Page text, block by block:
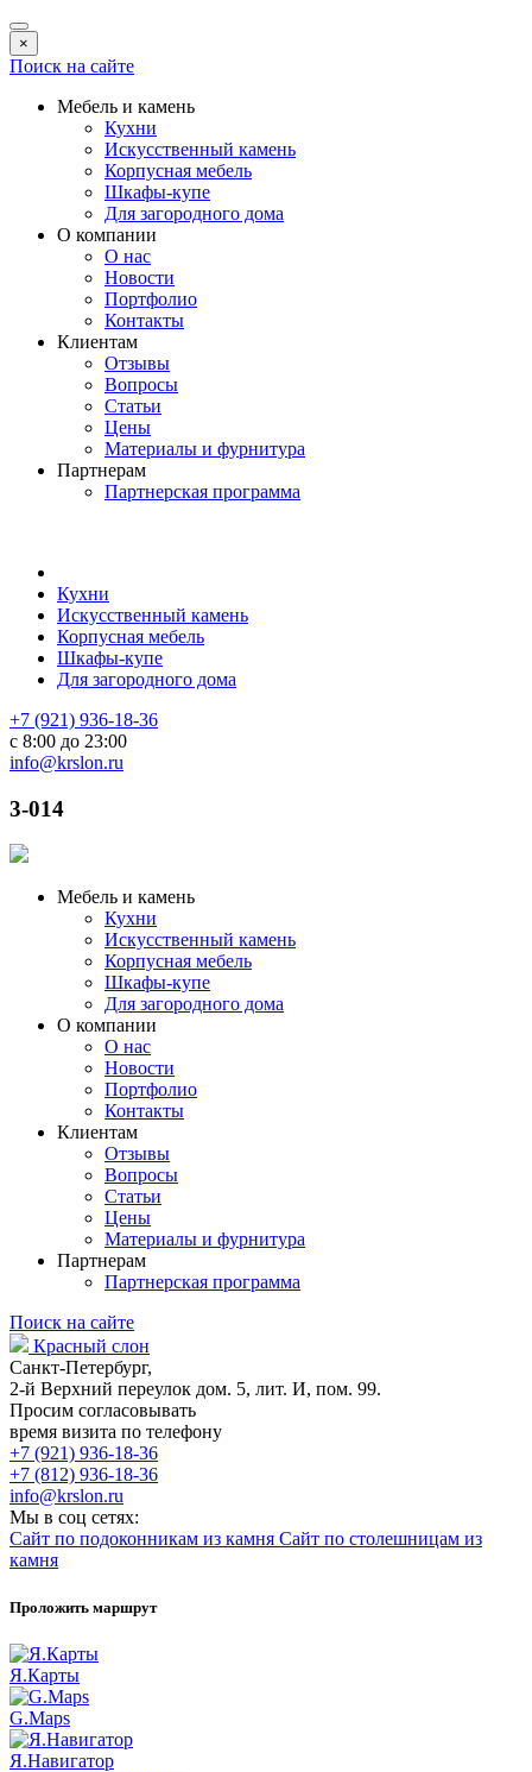
×
Поиск на сайте
Мебель и камень
Кухни
Искусственный камень
Корпусная мебель
Шкафы-купе
Для загородного дома
О компании
О нас
Новости
Портфолио
Контакты
Клиентам
Отзывы
Вопросы
Статьи
Цены
Материалы и фурнитура
Партнерам
Партнерская программа
Кухни
Искусственный камень
Корпусная мебель
Шкафы-купе
Для загородного дома
+7 (921) 936-18-36
с 8:00 до 23:00
info@krslon.ru
3-014
Мебель и камень
Кухни
Искусственный камень
Корпусная мебель
Шкафы-купе
Для загородного дома
О компании
О нас
Новости
Портфолио
Контакты
Клиентам
Отзывы
Вопросы
Статьи
Цены
Материалы и фурнитура
Партнерам
Партнерская программа
Поиск на сайте
Красный слон
Санкт-Петербург,
2-й Верхний переулок дом. 5, лит. И, пом. 99.
Просим согласовывать
время визита по телефону
+7 (921) 936-18-36
+7 (812) 936-18-36
info@krslon.ru
Мы в соц сетях:
Сайт по подоконникам из камня Сайт по столешницам из
камня
Проложить маршрут
Я.Карты
G.Maps
Я.Навигатор